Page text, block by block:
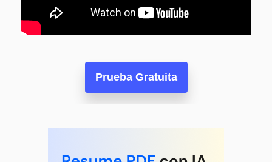
Prueba Gratuita